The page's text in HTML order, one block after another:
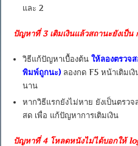
และ 2
ปัญหาที่ 3 เติมเงินแล้วสถานะยังเป็น
วิธีแก้ปัญหาเบื้องต้นให้ลองตรวจ
พิมพ์ถูกนะ) ลองกด F5 หน้าเติมเ
นาน
หากวิธีแรกยังไม่หาย ยังเป็นตร
สด เพื่อ แก้ปัญหาการเติมเงิน
ปัญหาที่ 4 โหลดหนังไม่ได้บอกให้